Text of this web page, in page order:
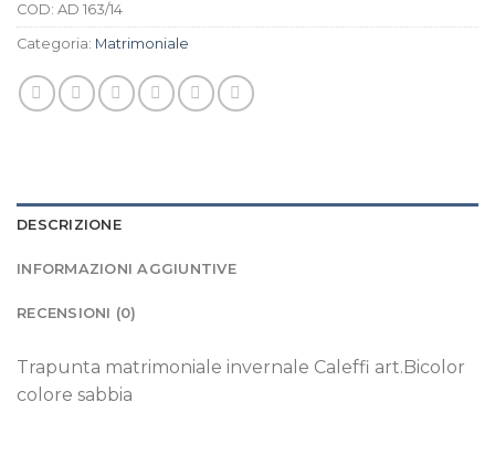
COD: AD 163/14
Categoria: Matrimoniale
DESCRIZIONE
INFORMAZIONI AGGIUNTIVE
RECENSIONI (0)
Trapunta matrimoniale invernale Caleffi art.Bicolor
colore sabbia